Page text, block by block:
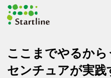
イ
ここまでやるか
センチュアが実